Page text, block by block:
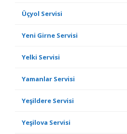
Üçyol Servisi
Yeni Girne Servisi
Yelki Servisi
Yamanlar Servisi
Yeşildere Servisi
Yeşilova Servisi